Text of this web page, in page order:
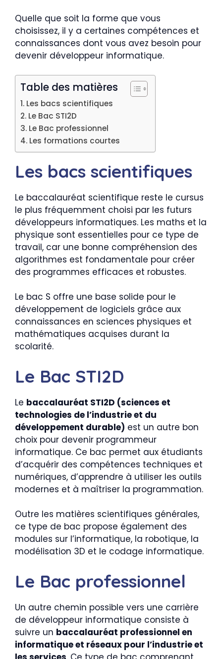
Quelle que soit la forme que vous
choisissez, il y a certaines compétences et
connaissances dont vous avez besoin pour
devenir développeur informatique.
Table des matières
Les bacs scientifiques
Le Bac STI2D
Le Bac professionnel
Les formations courtes
Les bacs scientifiques
Le baccalauréat scientifique reste le cursus
le plus fréquemment choisi par les futurs
développeurs informatiques. Les maths et la
physique sont essentielles pour ce type de
travail, car une bonne compréhension des
algorithmes est fondamentale pour créer
des programmes efficaces et robustes.
Le bac S offre une base solide pour le
développement de logiciels grâce aux
connaissances en sciences physiques et
mathématiques acquises durant la
scolarité.
Le Bac STI2D
Le baccalauréat STI2D (sciences et
technologies de l’industrie et du
développement durable) est un autre bon
choix pour devenir programmeur
informatique. Ce bac permet aux étudiants
d’acquérir des compétences techniques et
numériques, d’apprendre à utiliser les outils
modernes et à maîtriser la programmation.
Outre les matières scientifiques générales,
ce type de bac propose également des
modules sur l’informatique, la robotique, la
modélisation 3D et le codage informatique.
Le Bac professionnel
Un autre chemin possible vers une carrière
de développeur informatique consiste à
suivre un baccalauréat professionnel en
informatique et réseaux pour l’industrie et